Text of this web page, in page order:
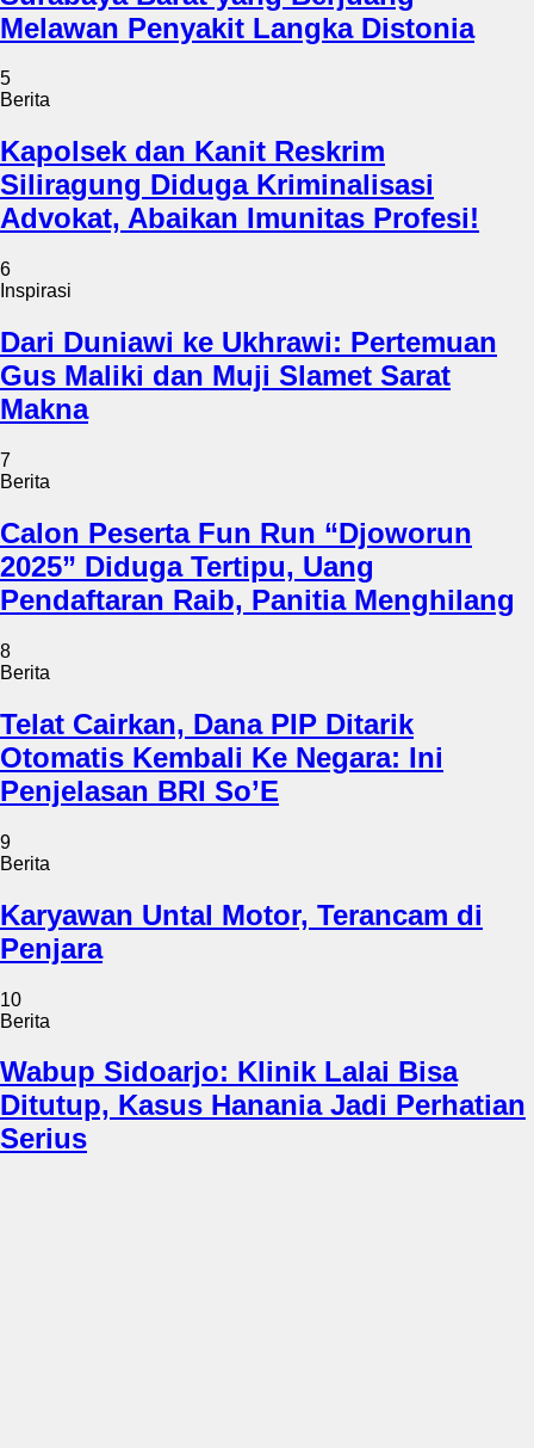
Melawan Penyakit Langka Distonia
5
Berita
Kapolsek dan Kanit Reskrim
Siliragung Diduga Kriminalisasi
Advokat, Abaikan Imunitas Profesi!
6
Inspirasi
Dari Duniawi ke Ukhrawi: Pertemuan
Gus Maliki dan Muji Slamet Sarat
Makna
7
Berita
Calon Peserta Fun Run “Djoworun
2025” Diduga Tertipu, Uang
Pendaftaran Raib, Panitia Menghilang
8
Berita
Telat Cairkan, Dana PIP Ditarik
Otomatis Kembali Ke Negara: Ini
Penjelasan BRI So’E
9
Berita
Karyawan Untal Motor, Terancam di
Penjara
10
Berita
Wabup Sidoarjo: Klinik Lalai Bisa
Ditutup, Kasus Hanania Jadi Perhatian
Serius